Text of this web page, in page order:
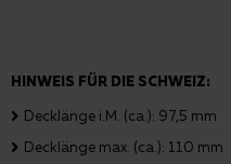
HINWEIS FÜR DIE SCHWEIZ:
Decklänge i.M. (ca.): 97,5 mm
Decklänge max. (ca.): 110 mm